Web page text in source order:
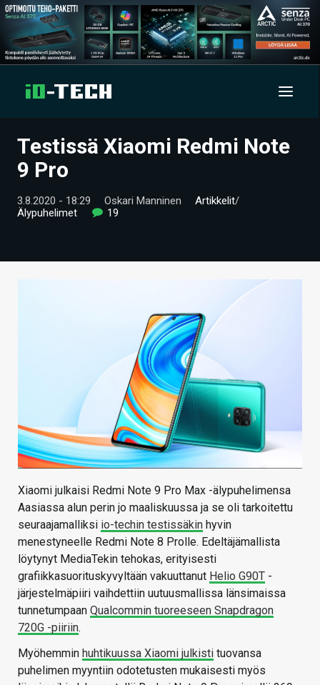
UUTISET
VIDEOT
HAKU
Testissä Xiaomi Redmi Note
9 Pro
3.8.2020 - 18:29 Oskari Manninen Artikkelit/
Älypuhelimet
19
Xiaomi julkaisi Redmi Note 9 Pro Max -älypuhelimensa
Aasiassa alun perin jo maaliskuussa ja se oli tarkoitettu
seuraajamalliksi io-techin testissäkin hyvin
menestyneelle Redmi Note 8 Prolle. Edeltäjämallista
löytynyt MediaTekin tehokas, erityisesti
grafiikkasuorituskyvyltään vakuuttanut Helio G90T -
järjestelmäpiiri vaihdettiin uutuusmallissa länsimaissa
tunnetumpaan Qualcommin tuoreeseen Snapdragon
720G -piiriin.
Myöhemmin huhtikuussa Xiaomi julkisti tuovansa
puhelimen myyntiin odotetusten mukaisesti myös